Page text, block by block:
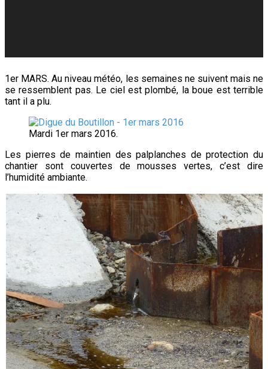
1er MARS. Au niveau météo, les semaines ne suivent mais ne
se ressemblent pas. Le ciel est plombé, la boue est terrible
tant il a plu.
Mardi 1er mars 2016.
Les pierres de maintien des palplanches de protection du
chantier sont couvertes de mousses vertes, c’est dire
l’humidité ambiante.